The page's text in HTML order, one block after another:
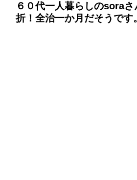
６０代一人暮らしのsora
折！全治一か月だそうです。